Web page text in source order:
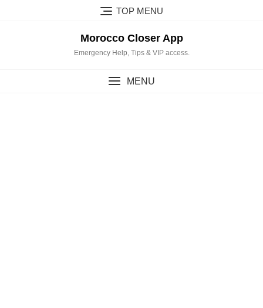
TOP MENU
Morocco Closer App
Emergency Help, Tips & VIP access.
MENU